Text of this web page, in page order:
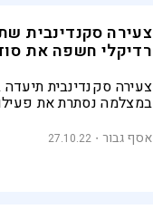
צעירה סקנדינבית
רדיקלי חשפה את
צעירה סקנדינבית
במצלמה נסתרת את
עבור ארגון "עד כאן".
אסף גבור 27.10.22